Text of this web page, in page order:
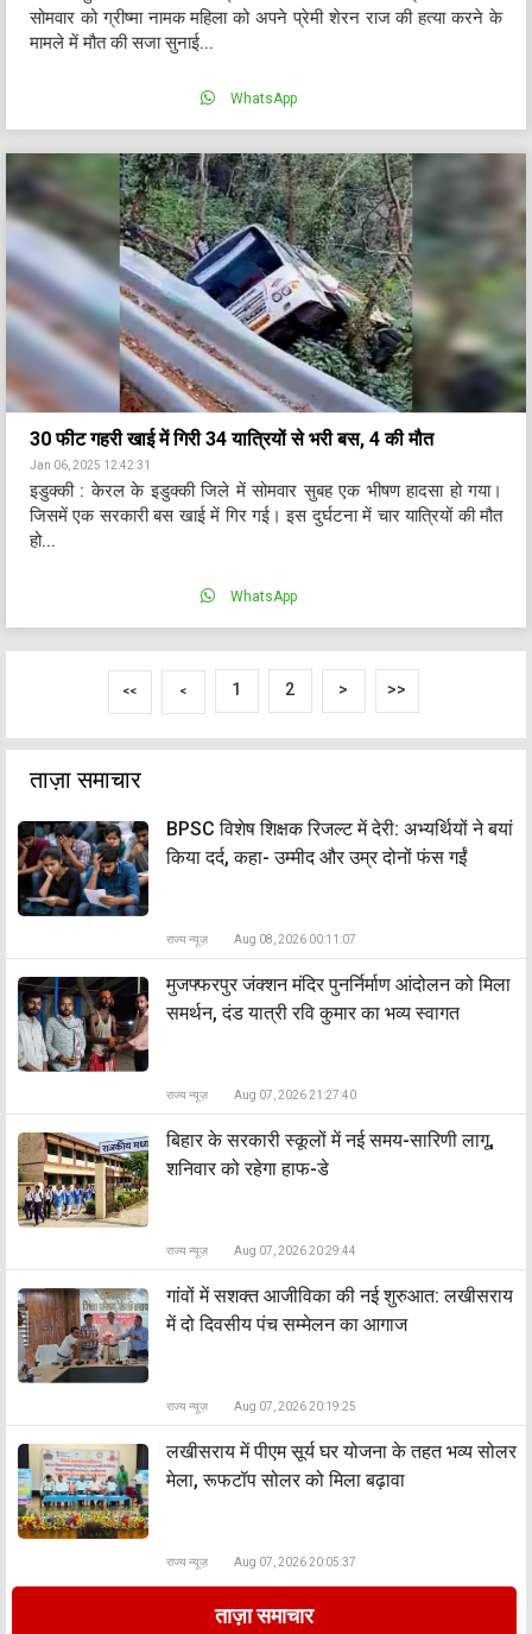
सोमवार को ग्रीष्मा नामक महिला को अपने प्रेमी शेरन राज की हत्या करने के
मामले में मौत की सजा सुनाई...
WhatsApp
30 फीट गहरी खाई में गिरी 34 यात्रियों से भरी बस, 4 की मौत
Jan 06, 2025 12:42:31
इडुक्की : केरल के इडुक्की जिले में सोमवार सुबह एक भीषण हादसा हो गया।
जिसमें एक सरकारी बस खाई में गिर गई। इस दुर्घटना में चार यात्रियों की मौत
हो...
WhatsApp
<< < 1 2 > >>
ताज़ा समाचार
BPSC विशेष शिक्षक रिजल्ट में देरी: अभ्यर्थियों ने बयां
किया दर्द, कहा- उम्मीद और उम्र दोनों फंस गईं
राज्य न्यूज़ Aug 08, 2026 00:11:07
मुजफ्फरपुर जंक्शन मंदिर पुनर्निर्माण आंदोलन को मिला
समर्थन, दंड यात्री रवि कुमार का भव्य स्वागत
राज्य न्यूज़ Aug 07, 2026 21:27:40
बिहार के सरकारी स्कूलों में नई समय-सारिणी लागू,
शनिवार को रहेगा हाफ-डे
राज्य न्यूज़ Aug 07, 2026 20:29:44
​गांवों में सशक्त आजीविका की नई शुरुआत: लखीसराय
में दो दिवसीय पंच सम्मेलन का आगाज
राज्य न्यूज़ Aug 07, 2026 20:19:25
लखीसराय में पीएम सूर्य घर योजना के तहत भव्य सोलर
मेला, रूफटॉप सोलर को मिला बढ़ावा
राज्य न्यूज़ Aug 07, 2026 20:05:37
ताज़ा समाचार